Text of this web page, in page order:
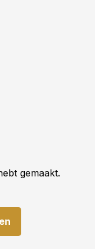
gemaakt.